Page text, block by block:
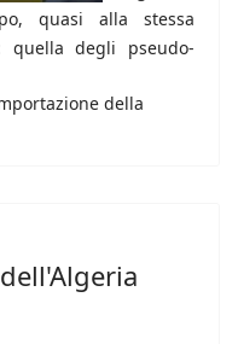
quasi alla stessa
quella degli pseudo-
della